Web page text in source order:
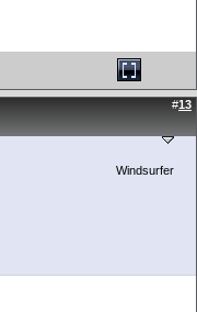
#13
Windsurfer